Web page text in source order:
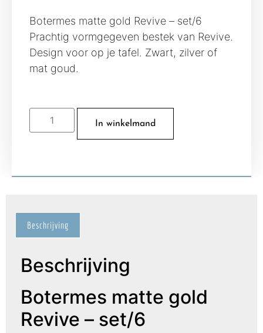
Botermes matte gold Revive – set/6
Prachtig vormgegeven bestek van Revive.
Design voor op je tafel. Zwart, zilver of
mat goud.
In winkelmand
Beschrijving
Beschrijving
Botermes matte gold
Revive – set/6